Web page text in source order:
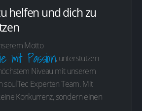
helfen und dich zu
Motto
mit Passion, unterstützen
Niveau mit unserem
Experten Team. Mit
Konkurrenz, sondern einen